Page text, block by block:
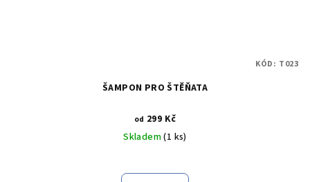
ŠAMPON PRO ŠTĚŇATA
od 299 Kč
Skladem(1 ks)
KÓD: T023